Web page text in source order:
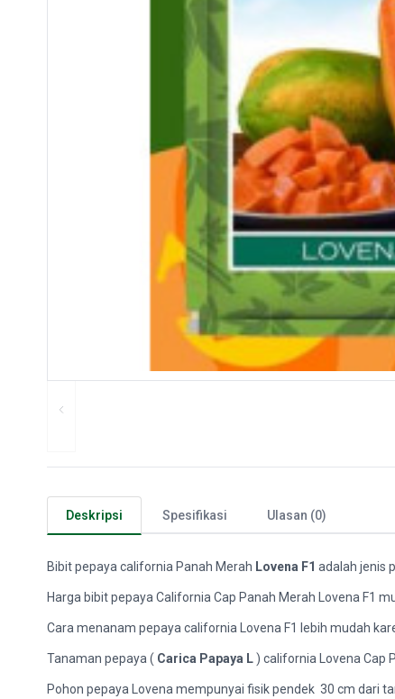
Deskripsi Spesifikasi Ulasan (0)
Bibit pepaya california Panah Merah Lovena F1 adalah jenis
Harga bibit pepaya California Cap Panah Merah Lovena F1
Cara menanam pepaya california Lovena F1 lebih mudah
Tanaman pepaya ( Carica Papaya L ) california Lovena Cap
Pohon pepaya Lovena mempunyai fisik pendek 30 cm dari